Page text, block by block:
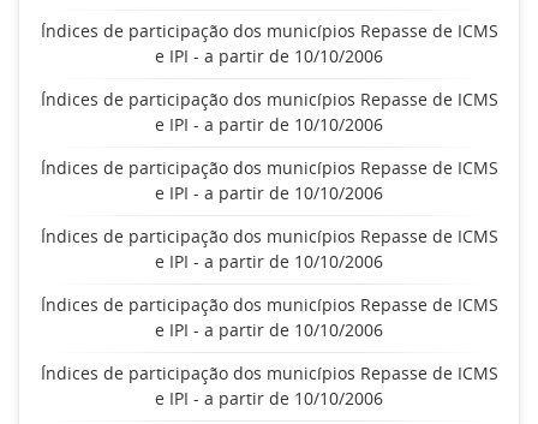
Índices de participação dos municípios Repasse de ICMS
e IPI - a partir de 10/10/2006
Índices de participação dos municípios Repasse de ICMS
e IPI - a partir de 10/10/2006
Índices de participação dos municípios Repasse de ICMS
e IPI - a partir de 10/10/2006
Índices de participação dos municípios Repasse de ICMS
e IPI - a partir de 10/10/2006
Índices de participação dos municípios Repasse de ICMS
e IPI - a partir de 10/10/2006
Índices de participação dos municípios Repasse de ICMS
e IPI - a partir de 10/10/2006